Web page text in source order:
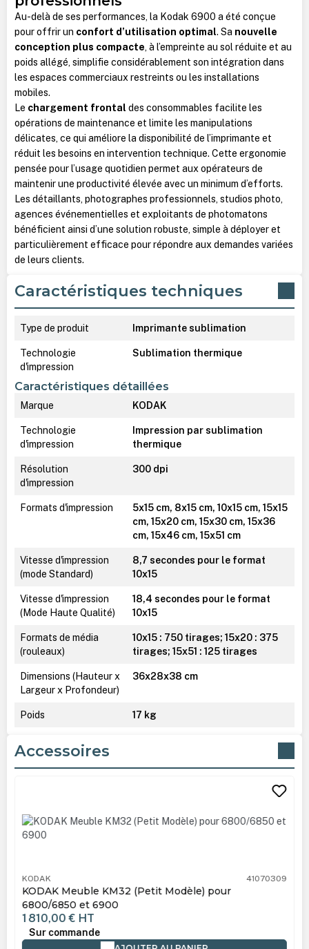
Au-delà de ses performances, la Kodak 6900 a été conçue
pour offrir un confort d’utilisation optimal. Sa nouvelle
conception plus compacte, à l’empreinte au sol réduite et au
poids allégé, simplifie considérablement son intégration dans
les espaces commerciaux restreints ou les installations
mobiles.
Le chargement frontal des consommables facilite les
opérations de maintenance et limite les manipulations
délicates, ce qui améliore la disponibilité de l’imprimante et
réduit les besoins en intervention technique. Cette ergonomie
pensée pour l’usage quotidien permet aux opérateurs de
maintenir une productivité élevée avec un minimum d’efforts.
Les détaillants, photographes professionnels, studios photo,
agences événementielles et exploitants de photomatons
bénéficient ainsi d’une solution robuste, simple à déployer et
particulièrement efficace pour répondre aux demandes variées
de leurs clients.
Caractéristiques techniques
Type de produit Imprimante sublimation
Technologie
d'impression
Sublimation thermique
Caractéristiques détaillées
Marque KODAK
Technologie
d'impression
Impression par sublimation
thermique
Résolution
d'impression
300 dpi
Formats d'impression
5x15 cm, 8x15 cm, 10x15 cm, 15x15
cm, 15x20 cm, 15x30 cm, 15x36
cm, 15x46 cm, 15x51 cm
Vitesse d'impression
(mode Standard)
8,7 secondes pour le format
10x15
Vitesse d'impression
(Mode Haute Qualité)
18,4 secondes pour le format
10x15
Formats de média
(rouleaux)
10x15 : 750 tirages; 15x20 : 375
tirages; 15x51 : 125 tirages
Dimensions (Hauteur x
Largeur x Profondeur)
36x28x38 cm
Poids 17 kg
Accessoires
KODAK 41070309
KODAK Meuble KM32 (Petit Modèle) pour
6800/6850 et 6900
1 810,00 € HT
Sur commande